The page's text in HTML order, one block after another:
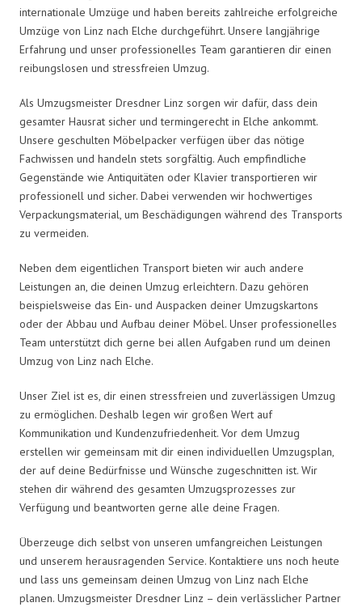
internationale Umzüge und haben bereits zahlreiche erfolgreiche
Umzüge von Linz nach Elche durchgeführt. Unsere langjährige
Erfahrung und unser professionelles Team garantieren dir einen
reibungslosen und stressfreien Umzug.
Als Umzugsmeister Dresdner Linz sorgen wir dafür, dass dein
gesamter Hausrat sicher und termingerecht in Elche ankommt.
Unsere geschulten Möbelpacker verfügen über das nötige
Fachwissen und handeln stets sorgfältig. Auch empfindliche
Gegenstände wie Antiquitäten oder Klavier transportieren wir
professionell und sicher. Dabei verwenden wir hochwertiges
Verpackungsmaterial, um Beschädigungen während des Transports
zu vermeiden.
Neben dem eigentlichen Transport bieten wir auch andere
Leistungen an, die deinen Umzug erleichtern. Dazu gehören
beispielsweise das Ein- und Auspacken deiner Umzugskartons
oder der Abbau und Aufbau deiner Möbel. Unser professionelles
Team unterstützt dich gerne bei allen Aufgaben rund um deinen
Umzug von Linz nach Elche.
Unser Ziel ist es, dir einen stressfreien und zuverlässigen Umzug
zu ermöglichen. Deshalb legen wir großen Wert auf
Kommunikation und Kundenzufriedenheit. Vor dem Umzug
erstellen wir gemeinsam mit dir einen individuellen Umzugsplan,
der auf deine Bedürfnisse und Wünsche zugeschnitten ist. Wir
stehen dir während des gesamten Umzugsprozesses zur
Verfügung und beantworten gerne alle deine Fragen.
Überzeuge dich selbst von unseren umfangreichen Leistungen
und unserem herausragenden Service. Kontaktiere uns noch heute
und lass uns gemeinsam deinen Umzug von Linz nach Elche
planen. Umzugsmeister Dresdner Linz – dein verlässlicher Partner